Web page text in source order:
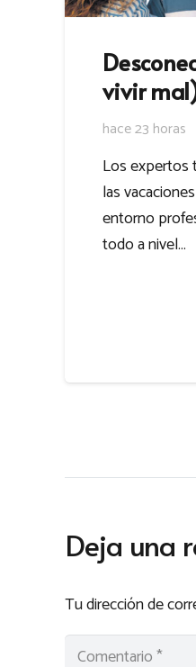
vivir
hace 23 horas
Los expertos
las
entorno
todo a nivel…
Deja una
Tu dirección de